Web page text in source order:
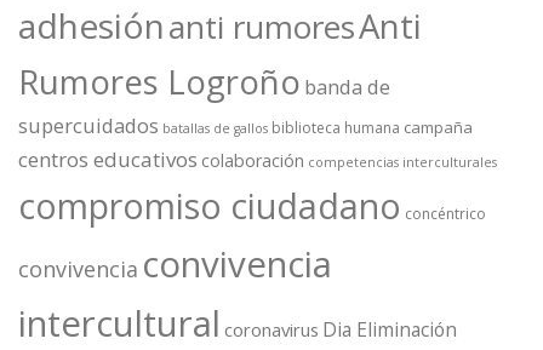
adhesiónanti rumoresAnti
Rumores Logroño banda de
supercuidados batallas de gallos biblioteca humana campaña
centros educativos colaboración competencias interculturales
compromiso ciudadano concéntrico
convivencia convivencia
intercultural coronavirus Dia Eliminación